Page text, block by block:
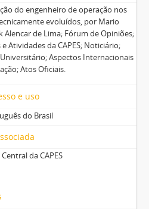
do engenheiro de operação nos
evoluídos, por Mario
Alencar de Lima; Fórum de Opiniões;
Atividades da CAPES; Noticiário;
Aspectos Internacionais
Atos Oficiais.
e uso
do Brasil
da CAPES